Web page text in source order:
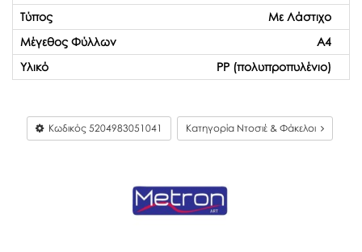
Τύπος
Με Λάστιχο
Μέγεθος Φύλλων
A4
Υλικό
PP (πολυπροπυλένιο)
Κωδικός 5204983051041 Κατηγορία Ντοσιέ & Φάκελοι